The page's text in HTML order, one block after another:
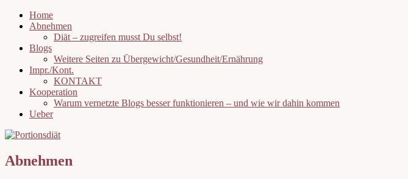
Home
Abnehmen
Diät – zugreifen musst Du selbst!
Blogs
Weitere Seiten zu Übergewicht/Gesundheit/Ernährung
Impr./Kont.
KONTAKT
Kooperation
Warum vernetzte Blogs besser funktionieren – und wie wir dahin kommen
Ueber
Abnehmen